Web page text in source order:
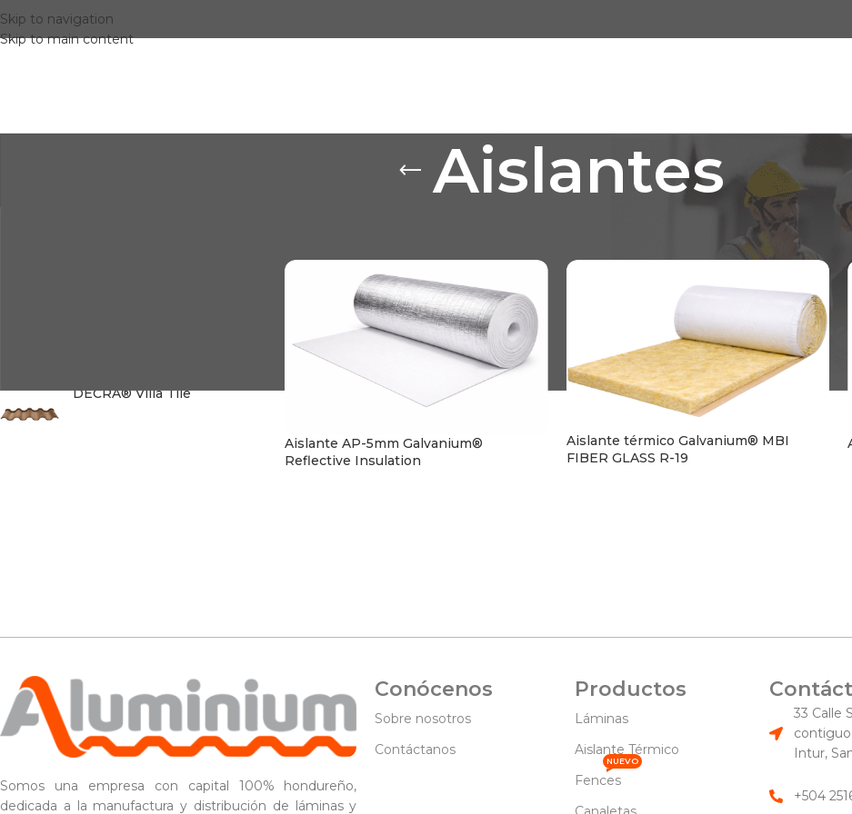
Skip to navigation
Skip to main content
Aislantes
DECRA® Villa Tile
9 12
Aislante AP-5mm Galvanium®
Reflective Insulation
Aislante térmico Galvanium® MBI
FIBER GLASS R-19
Somos una empresa con capital 100% hondureño,
dedicada a la manufactura y distribución de láminas y
Conócenos
Sobre nosotros
Contáctanos
Productos
Láminas
Aislante Térmico
Fences
NUEVO
33 Calle
Intur,
+504